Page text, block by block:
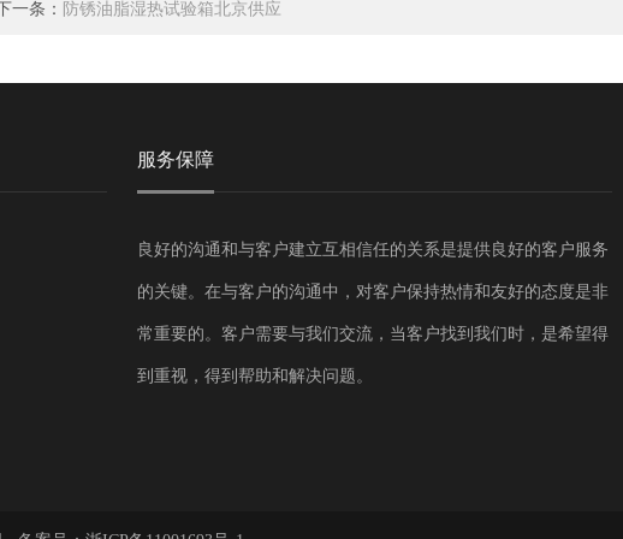
一条： 防锈油脂湿热试验箱北京供应
服务保障
良好的沟通和与客户建立互相信任的关系是提供良好的客户服务
的关键。在与客户的沟通中，对客户保持热情和友好的态度是非
常重要的。客户需要与我们交流，当客户找到我们时，是希望得
到重视，得到帮助和解决问题。